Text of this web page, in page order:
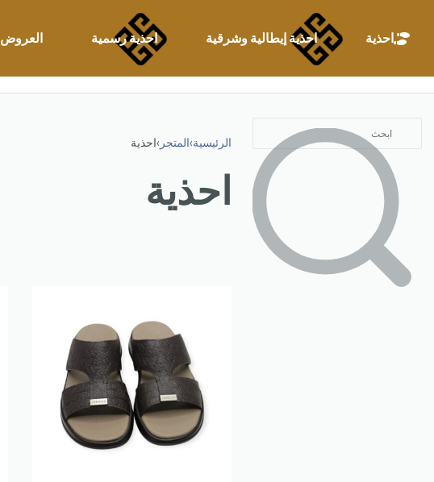
احذية احذية إيطالية وشرقية احذية رسمية العروض
الرئيسية›المتجر ›احذية
احذية